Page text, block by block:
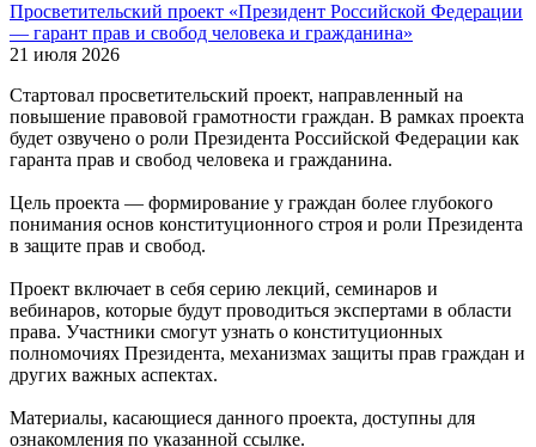
Просветительский проект «Президент Российской Федерации
— гарант прав и свобод человека и гражданина»
21 июля 2026
Стартовал просветительский проект, направленный на
повышение правовой грамотности граждан. В рамках проекта
будет озвучено о роли Президента Российской Федерации как
гаранта прав и свобод человека и гражданина.
Цель проекта — формирование у граждан более глубокого
понимания основ конституционного строя и роли Президента
в защите прав и свобод.
Проект включает в себя серию лекций, семинаров и
вебинаров, которые будут проводиться экспертами в области
права. Участники смогут узнать о конституционных
полномочиях Президента, механизмах защиты прав граждан и
других важных аспектах.
Материалы, касающиеся данного проекта, доступны для
ознакомления по указанной ссылке.